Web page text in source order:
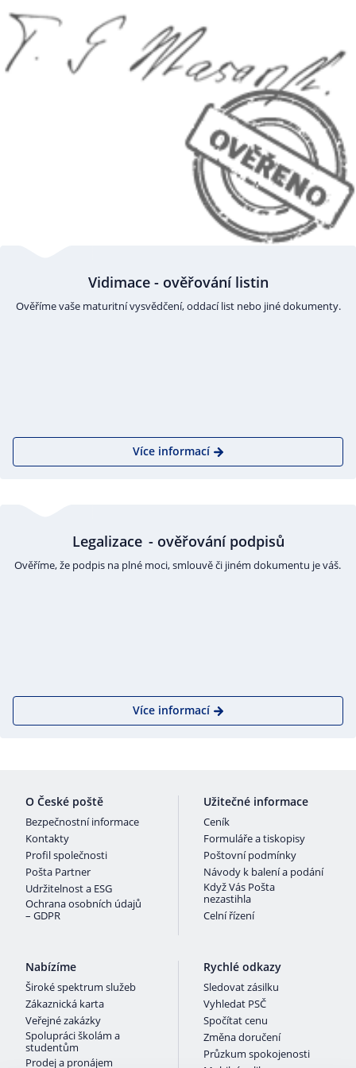
Vidimace - ověřování listin
Ověříme vaše maturitní vysvědčení, oddací list nebo jiné dokumenty.
Více informací
Legalizace - ověřování podpisů
Ověříme, že podpis na plné moci, smlouvě či jiném dokumentu je váš.
Více informací
O České poště
Bezpečnostní informace
Kontakty
Profil společnosti
Pošta Partner
Udržitelnost a ESG
Ochrana osobních údajů
– GDPR
Užitečné informace
Ceník
Formuláře a tiskopisy
Poštovní podmínky
Návody k balení a podání
Když Vás Pošta
nezastihla
Celní řízení
Nabízíme
Široké spektrum služeb
Zákaznická karta
Veřejné zakázky
Spolupráci školám a
studentům
Prodej a pronájem
Rychlé odkazy
Sledovat zásilku
Vyhledat PSČ
Spočítat cenu
Změna doručení
Průzkum spokojenosti